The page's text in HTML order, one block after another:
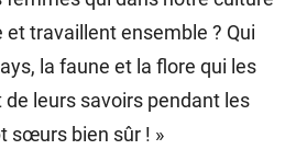
travaillent ensemble ? Qui
la faune et la flore qui les
leurs savoirs pendant les
sœurs bien sûr ! »